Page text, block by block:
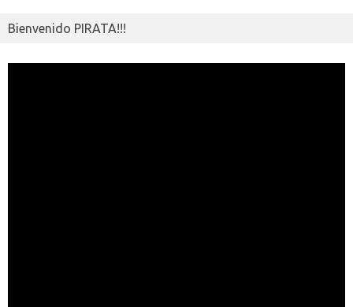
Bienvenido PIRATA!!!